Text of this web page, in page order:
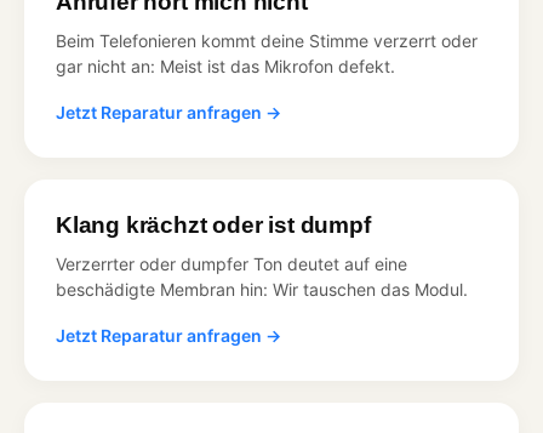
Beim Telefonieren kommt deine Stimme verzerrt oder
gar nicht an: Meist ist das Mikrofon defekt.
Jetzt Reparatur anfragen →
Klang krächzt oder ist dumpf
Verzerrter oder dumpfer Ton deutet auf eine
beschädigte Membran hin: Wir tauschen das Modul.
Jetzt Reparatur anfragen →